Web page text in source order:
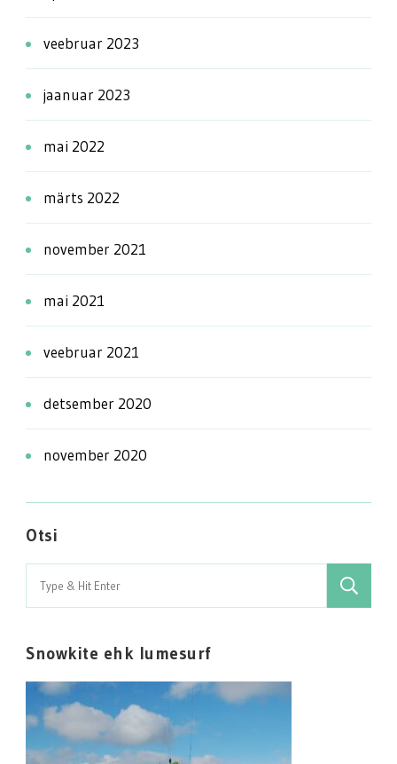
veebruar 2023
jaanuar 2023
mai 2022
märts 2022
november 2021
mai 2021
veebruar 2021
detsember 2020
november 2020
Otsi
for:
Snowkite ehk lumesurf